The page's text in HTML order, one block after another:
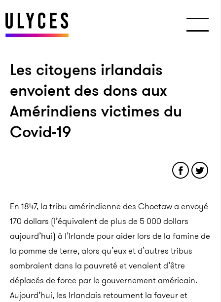
Les citoyens irlan­dais
envoient des dons aux
Amérin­diens victimes du
Covid-19
En 1847, la tribu amérindienne des Choctaw a envoyé
170 dollars (l’équivalent de plus de 5 000 dollars
aujourd’hui) à l’Irlande pour aider lors de la famine de
la pomme de terre, alors qu’eux et d’autres tribus
sombraient dans la pauvreté et venaient d’être
déplacés de force par le gouvernement américain.
Aujourd’hui, les Irlandais retournent la faveur et